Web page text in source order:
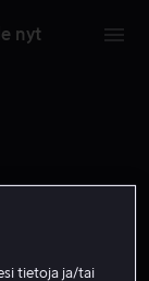
nyt
tietoja ja/tai